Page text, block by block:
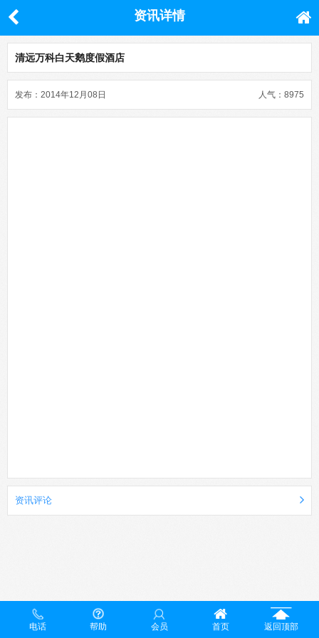
资讯详情
清远万科白天鹅度假酒店
人气：8975
发布：2014年12月08日
资讯评论
电话 帮助 会员 首页 返回顶部